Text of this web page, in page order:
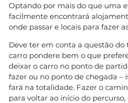
Optando por mais do que uma
facilmente encontrará
onde passar e locais para fazer
Deve ter em conta a questão do
carro pondere bem o que
deixar o carro no ponto de
fazer ou no ponto de chegada –
fará na totalidade. Fazer o
para voltar ao início do